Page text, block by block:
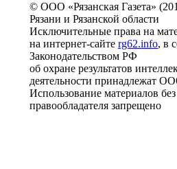
© ООО «Рязанская Газета»
Рязани и Рязанской области
Исключительные права на
на интернет-сайте rg62.info, в
Законодательством РФ
об охране результатов
деятельности принадлежат
Использование материалов
правообладателя запрещено